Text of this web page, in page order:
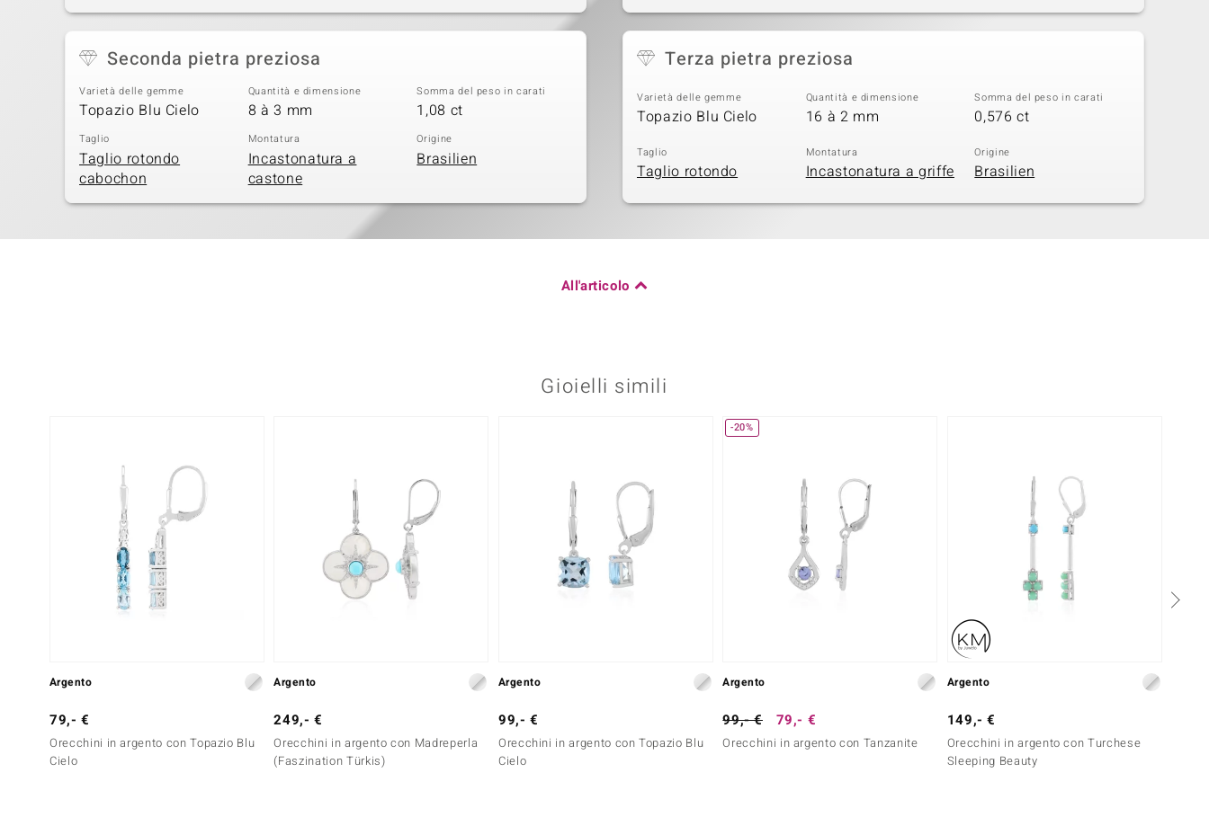
Seconda pietra preziosa
Varietà delle gemme
Topazio Blu Cielo
Quantità e dimensione
8 à 3 mm
Somma del peso in carati
1,08 ct
Taglio
Taglio rotondo
cabochon
Montatura
Incastonatura a
castone
Origine
Brasilien
Terza pietra preziosa
Varietà delle gemme
Topazio Blu Cielo
Quantità e dimensione
16 à 2 mm
Somma del peso in carati
0,576 ct
Taglio
Taglio rotondo
Montatura
Incastonatura a griffe
Origine
Brasilien
All'articolo
Gioielli simili
Argento
79,- €
Orecchini in argento con Topazio Blu
Cielo
Argento
249,- €
Orecchini in argento con Madreperla
(Faszination Türkis)
Argento
99,- €
Orecchini in argento con Topazio Blu
Cielo
-20%
Argento
99,- € 79,- €
Orecchini in argento con Tanzanite
Argento
149,- €
Orecchini in argento con Turchese
Sleeping Beauty